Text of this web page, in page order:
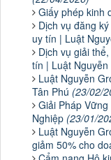
Giấy phép kinh
Dịch vụ đăng
uy tín | Luật
Dịch vụ giải
tín | Luật Nguyễn
Luật Nguyễn
Tân Phú (23/02/
Giải Pháp
Nghiệp (23/01/
Luật Nguyễn
giảm 50% cho